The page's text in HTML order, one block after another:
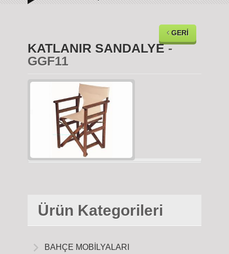
GERİ
KATLANIR SANDALYE-
GGF11
Ürün Kategorileri
BAHÇE MOBİLYALARI